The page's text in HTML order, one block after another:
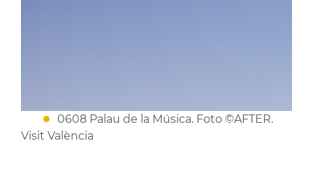
0608 Palau de la Música. Foto ©AFTER.
Visit València